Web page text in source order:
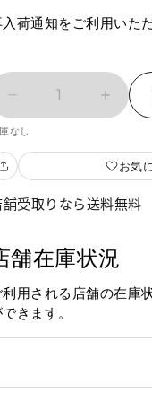
入荷通知をご利用いた
1
なし
お気
舗受取りなら送料無料
舗在庫状況
利用される店舗の在庫
きます。